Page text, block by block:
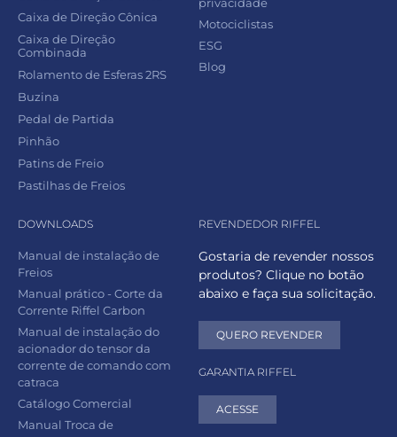
Caixa de Direção Cônica
Caixa de Direção
Combinada
Rolamento de Esferas 2RS
Buzina
Pedal de Partida
Pinhão
Patins de Freio
Pastilhas de Freios
Motociclistas
ESG
Blog
DOWNLOADS
Manual de instalação de
Freios
Manual prático - Corte da
Corrente Riffel Carbon
Manual de instalação do
acionador do tensor da
corrente de comando com
catraca
Catálogo Comercial
Manual Troca de
REVENDEDOR RIFFEL
Gostaria de revender nossos
produtos? Clique no botão
abaixo e faça sua solicitação.
QUERO REVENDER
GARANTIA RIFFEL
ACESSE